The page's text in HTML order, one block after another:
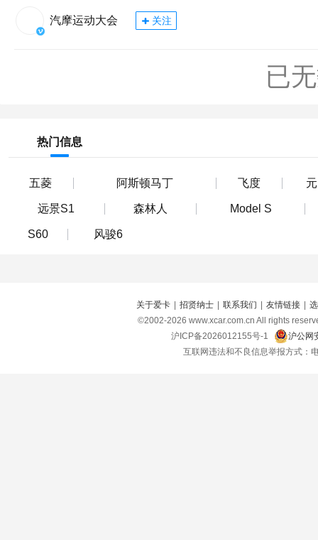
汽摩运动大会 关注
已
热门信息
五菱 阿斯顿马丁 飞度
远景S1 森林人 Model S
S60 风骏6
关于爱卡 | 招贤纳士 | 联系我们 | 友情链接 |
©2002-2026 www.xcar.com.cn All rights
沪ICP备2026012155号-1
沪公网
互联网违法和不良信息举报方式：